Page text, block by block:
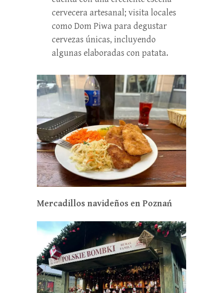
cervecera artesanal; visita locales
como Dom Piwa para degustar
cervezas únicas, incluyendo
algunas elaboradas con patata.
Mercadillos navideños en Poznań